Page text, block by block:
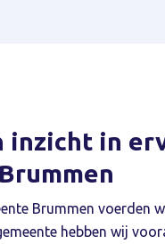
inzicht in
Brummen voerden
hebben wij